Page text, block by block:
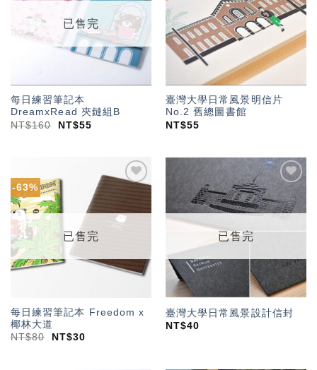
已售完
每日練習筆記本
DreamxRead 夾鏈組B
NT$160 NT$55
單」
臺灣大學日常風景明信片
No.2 舊總圖書館
NT$55
-63%
「願
望輕
已售完
每日練習筆記本 Freedom x
椰林大道
NT$80 NT$30
「願
望輕
已售完
臺灣大學日常風景設計信封
NT$40